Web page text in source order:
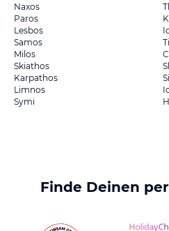
Naxos
Paros
Lesbos
Samos
Milos
Skiathos
Karpathos
Limnos
Symi
Finde Deinen